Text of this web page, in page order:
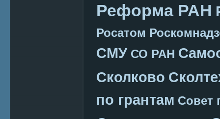
Реформа РАН
Росатом
СМУ СО РАН
Сколково
по грантам Совет